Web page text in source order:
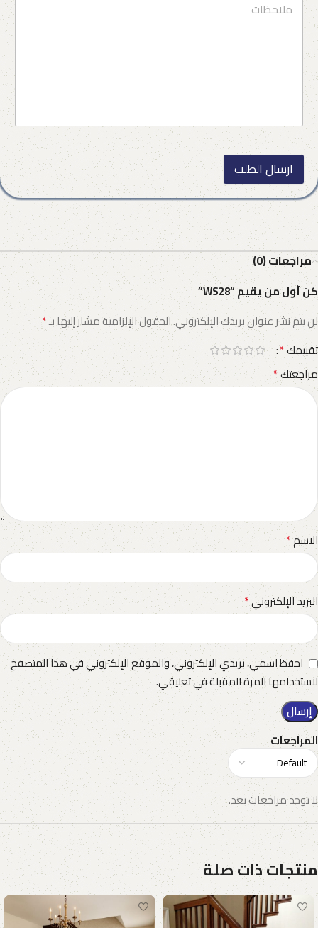
ارسال الطلب
مراجعات (0)
المراجعات
لا توجد مراجعات بعد.
كن أول من يقيم “WS28”
لن يتم نشر عنوان بريدك الإلكتروني.الحقول الإلزامية مشار إليها بـ*
تقييمك*
مراجعتك*
الاسم*
البريد الإلكتروني*
احفظ اسمي، بريدي الإلكتروني، والموقع الإلكتروني في هذا المتصفح
لاستخدامها المرة المقبلة في تعليقي.
منتجات ذات صلة